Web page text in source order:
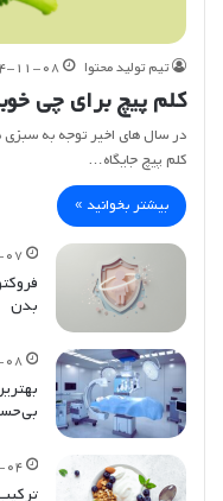
تیم تولید محتوا ۱۴۰۴-
کلم پیچ برای چی
در سال های اخیر توجه به سبزی
کلم پیچ جایگاه…
بیشتر بخوانید »
بدن